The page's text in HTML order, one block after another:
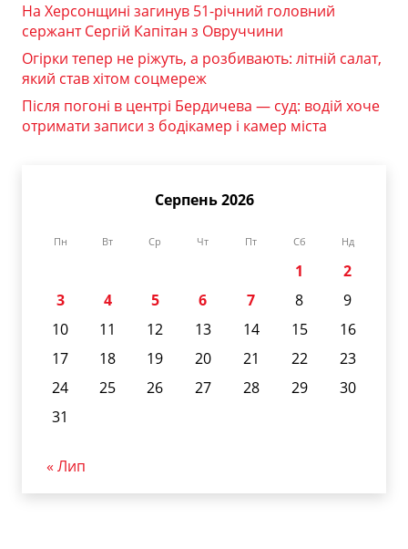
На Херсонщині загинув 51-річний головний
сержант Сергій Капітан з Овруччини
Огірки тепер не ріжуть, а розбивають: літній салат,
який став хітом соцмереж
Після погоні в центрі Бердичева — суд: водій хоче
отримати записи з бодікамер і камер міста
Серпень 2026
Пн Вт Ср Чт Пт Сб Нд
1
2
3
4 5 6 7 8
9
10
11 12 13 14 15
16
17
18 19 20 21 22
23
24
25 26 27 28 29
30
31
« Лип